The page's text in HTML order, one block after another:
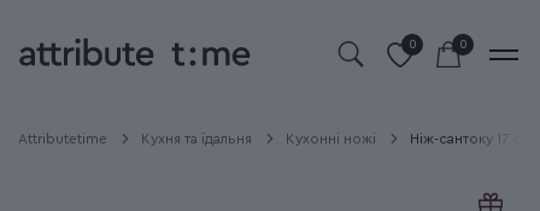
0 0
Attributetime Кухня та їдальня Кухонні ножі Ніж-сантоку 17 см